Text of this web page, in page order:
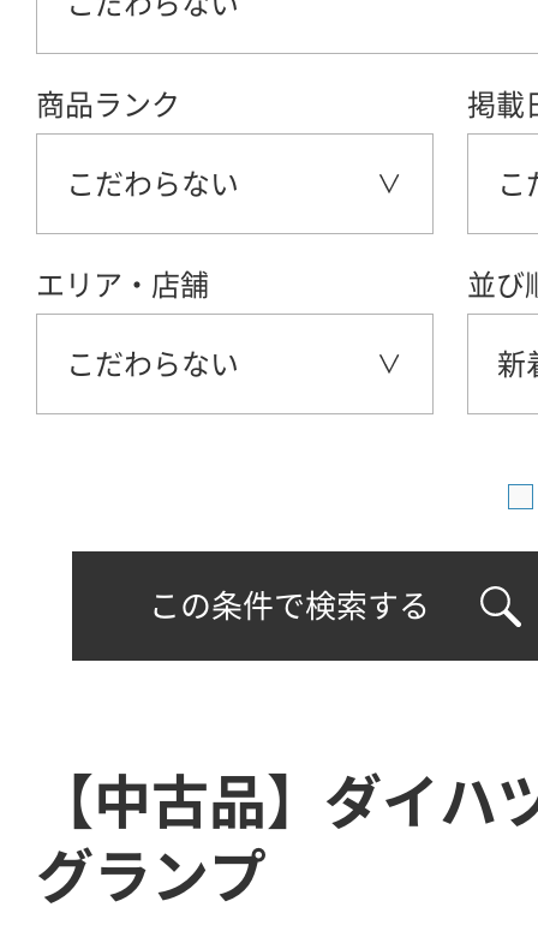
商品ランク
こだわらない
掲載
こ
エリア・店舗
こだわらない
並び
新
この条件で検索する
【中古品】ダイハ
グランプ